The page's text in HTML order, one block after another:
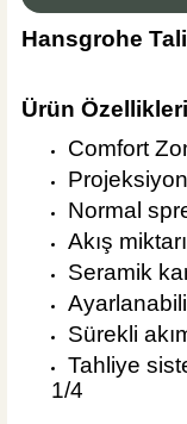
Hansgrohe
Ürün
Comfort
Normal
Akış
Seramik
Sürekli
Tahliye
1/4